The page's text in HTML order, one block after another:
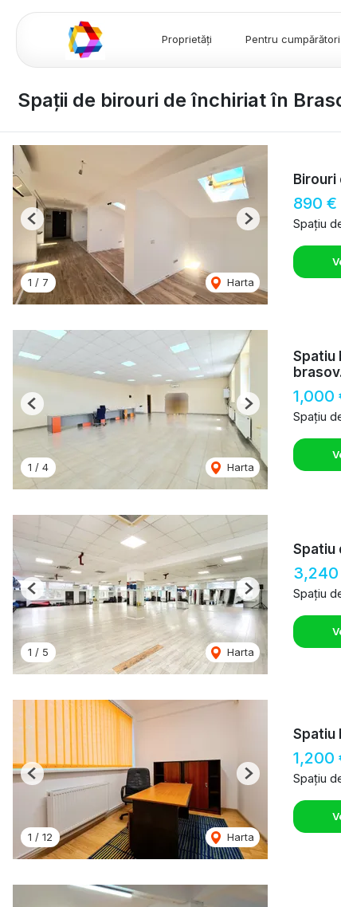
Proprietăți Pentru cumpărători
Spații de birouri de închiriat în
1 / 7 Harta
Previous Next
Birouri
890 €
Spațiu
1 / 4 Harta
Previous Next
Spatiu
1,000
Spațiu
1 / 5 Harta
Previous Next
Spatiu
Spațiu
1 / 12 Harta
Previous Next
Spatiu
1,200
Spațiu